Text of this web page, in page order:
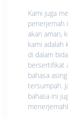
Kami juga
penerjemah
akan aman,
kami adalah
di dalam
bersertifikat
bahasa
tersumpah.
bahasa ini